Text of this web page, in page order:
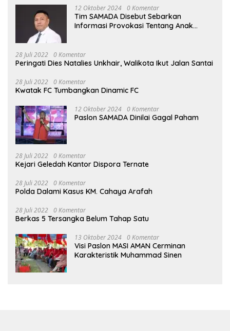
12 Oktober 2024 0 Komentar
Tim SAMADA Disebut Sebarkan
Informasi Provokasi Tentang Anak
28 Juli 2022 0 Komentar
Peringati Dies Natalies Unkhair, Walikota Ikut Jalan Santai
28 Juli 2022 0 Komentar
Kwatak FC Tumbangkan Dinamic FC
12 Oktober 2024 0 Komentar
Paslon SAMADA Dinilai Gagal Paham
28 Juli 2022 0 Komentar
Kejari Geledah Kantor Dispora Ternate
28 Juli 2022 0 Komentar
Polda Dalami Kasus KM. Cahaya Arafah
28 Juli 2022 0 Komentar
Berkas 5 Tersangka Belum Tahap Satu
13 Oktober 2024 0 Komentar
Visi Paslon MASI AMAN Cerminan
Karakteristik Muhammad Sinen